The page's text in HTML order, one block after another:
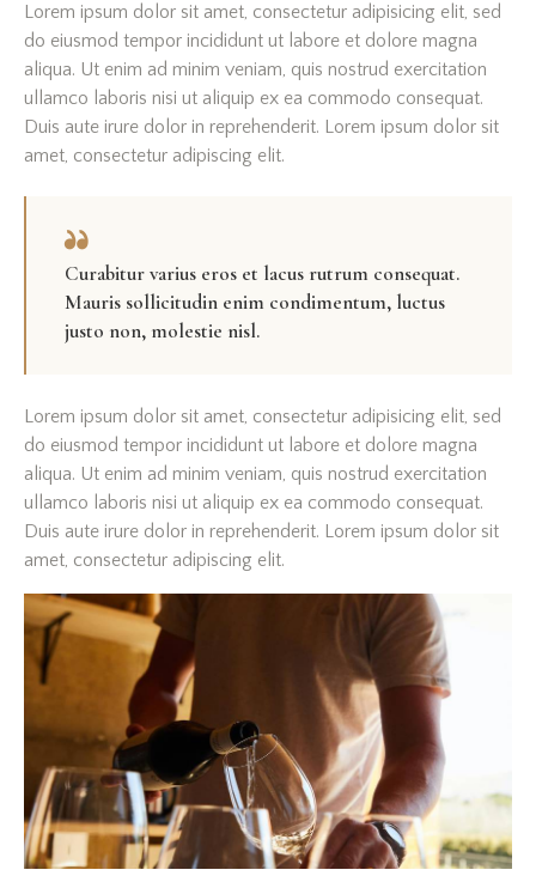
Lorem ipsum dolor sit amet, consectetur adipisicing elit, sed
do eiusmod tempor incididunt ut labore et dolore magna
aliqua. Ut enim ad minim veniam, quis nostrud exercitation
ullamco laboris nisi ut aliquip ex ea commodo consequat.
Duis aute irure dolor in reprehenderit. Lorem ipsum dolor sit
amet, consectetur adipiscing elit.
Curabitur varius eros et lacus rutrum consequat.
Mauris sollicitudin enim condimentum, luctus
justo non, molestie nisl.
Lorem ipsum dolor sit amet, consectetur adipisicing elit, sed
do eiusmod tempor incididunt ut labore et dolore magna
aliqua. Ut enim ad minim veniam, quis nostrud exercitation
ullamco laboris nisi ut aliquip ex ea commodo consequat.
Duis aute irure dolor in reprehenderit. Lorem ipsum dolor sit
amet, consectetur adipiscing elit.